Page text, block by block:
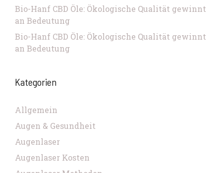
Bio-Hanf CBD Öle: Ökologische Qualität gewinnt
an Bedeutung
Bio-Hanf CBD Öle: Ökologische Qualität gewinnt
an Bedeutung
Kategorien
Allgemein
Augen & Gesundheit
Augenlaser
Augenlaser Kosten